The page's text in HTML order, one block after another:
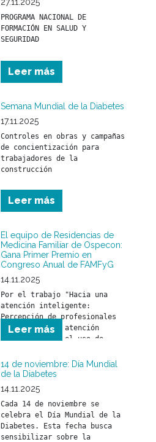
PROGRAMA NACIONAL DE
FORMACIÓN EN SALUD Y
SEGURIDAD
Leer más
Semana Mundial de la Diabetes
17.11.2025
Controles en obras y campañas
de concientización para
trabajadores de la
construcción
Leer más
El equipo de Residencias de
Medicina Familiar de Ospecon:
Gana Primer Premio en
Congreso Anual de FAMFyG
14.11.2025
Por el trabajo "Hacia una
atención inteligente:
Percepción de profesionales
de la salud en atención
primaria sobre el uso de
herramienta en la práctica
Leer más
14 de noviembre: Día Mundial
de la Diabetes
14.11.2025
Cada 14 de noviembre se
celebra el Día Mundial de la
Diabetes. Esta fecha busca
sensibilizar sobre la